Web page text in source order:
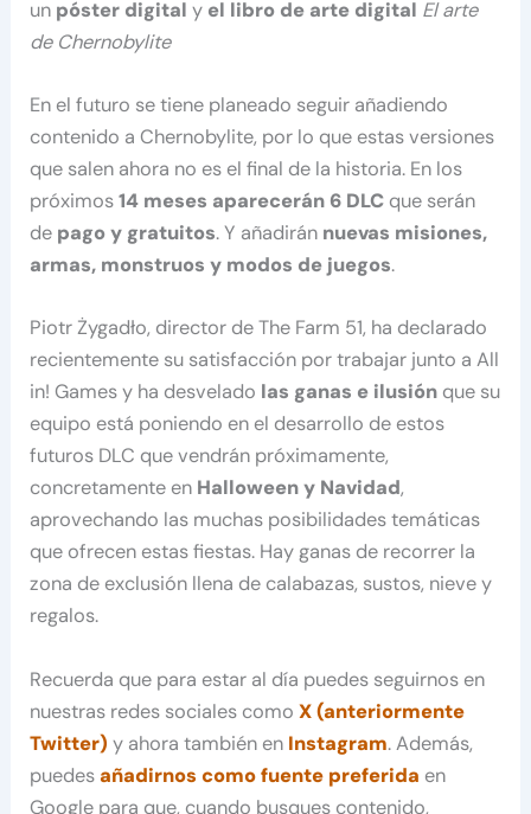
un póster digital y el libro de arte digital El arte
de Chernobylite
En el futuro se tiene planeado seguir añadiendo
contenido a Chernobylite, por lo que estas versiones
que salen ahora no es el final de la historia. En los
próximos14 meses aparecerán 6 DLC que serán
de pago y gratuitos. Y añadirán nuevas misiones,
armas, monstruos y modos de juegos.
Piotr Żygadło, director de The Farm 51, ha declarado
recientemente su satisfacción por trabajar junto a All
in! Games y ha desvelado las ganas e ilusión que su
equipo está poniendo en el desarrollo de estos
futuros DLC que vendrán próximamente,
concretamente en Halloween y Navidad,
aprovechando las muchas posibilidades temáticas
que ofrecen estas fiestas. Hay ganas de recorrer la
zona de exclusión llena de calabazas, sustos, nieve y
regalos.
Recuerda que para estar al día puedes seguirnos en
nuestras redes sociales comoX (anteriormente
Twitter) y ahora también en Instagram. Además,
puedesañadirnos como fuente preferida en
Google para que, cuando busques contenido,